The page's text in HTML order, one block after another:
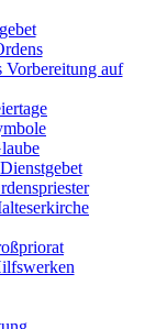
Vorbereitung auf